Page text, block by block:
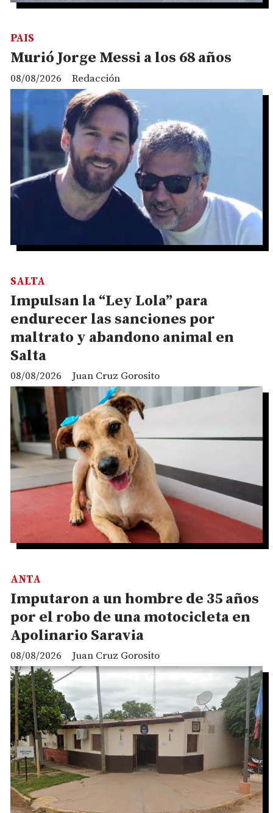
Murió Jorge Messi a los 68 años
Redacción
PAIS
08/08/2026
Impulsan la “Ley Lola” para
endurecer las sanciones por
maltrato y abandono animal en
Salta
Juan Cruz Gorosito
SALTA
08/08/2026
Imputaron a un hombre de 35 años
por el robo de una motocicleta en
Apolinario Saravia
Juan Cruz Gorosito
ANTA
08/08/2026